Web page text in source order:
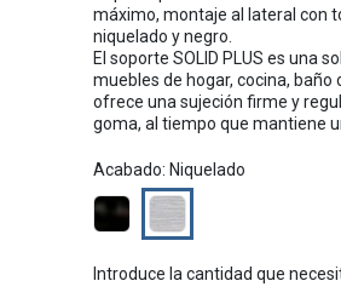
máximo, montaje al lateral con
niquelado y negro.
El soporte SOLID PLUS es una
muebles de hogar, cocina,
ofrece una sujeción firme y
goma, al tiempo que mantiene
Acabado: Niquelado
Negro
Niquelado
Introduce la cantidad que